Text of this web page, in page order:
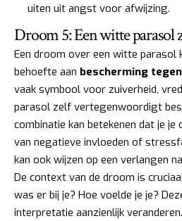
uiten uit angst voor afwijzing.
Droom 5: Een witte parasol
Een droom over een witte parasol
behoefte aan bescherming
vaak symbool voor zuiverheid,
parasol zelf vertegenwoordigt
combinatie kan betekenen dat je
van negatieve invloeden of
kan ook wijzen op een verlangen
De context van de droom is
was er bij je? Hoe voelde je je?
interpretatie aanzienlijk